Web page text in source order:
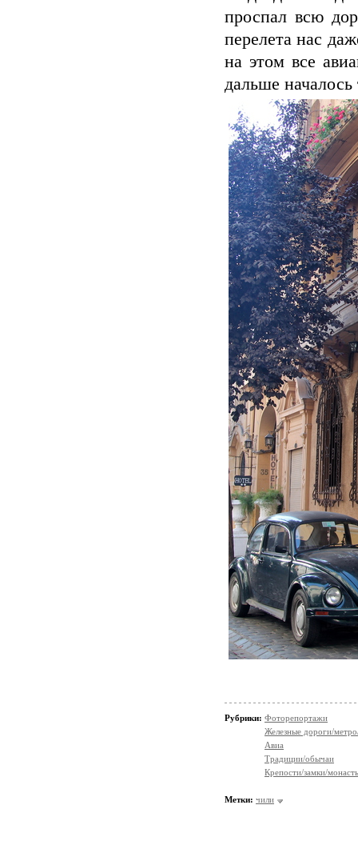
проспал всю
перелета нас
на этом все
дальше
Рубрики: Фоторепортажи
Железные дороги/
Авиа
Традиции/обычаи
Крепости/замки/
Метки: чили